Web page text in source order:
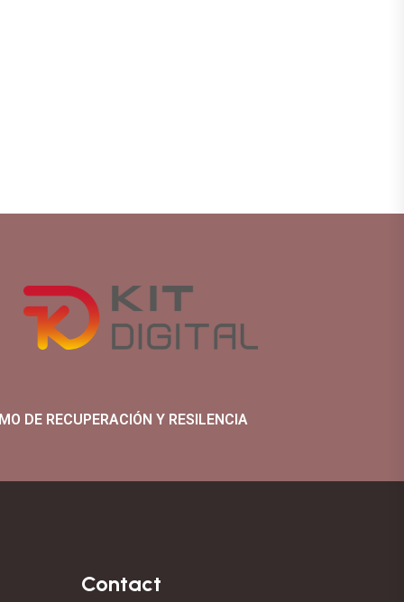
DE RECUPERACIÓN Y RESILENCIA
Contact